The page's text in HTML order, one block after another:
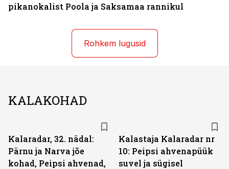
pikanokalist Poola ja Saksamaa rannikul
Rohkem lugusid
KALAKOHAD
Kalaradar, 32. nädal:
Pärnu ja Narva jõe
kohad, Peipsi ahvenad,
Kalastaja Kalaradar nr
10: Peipsi ahvenapüük
suvel ja sügisel